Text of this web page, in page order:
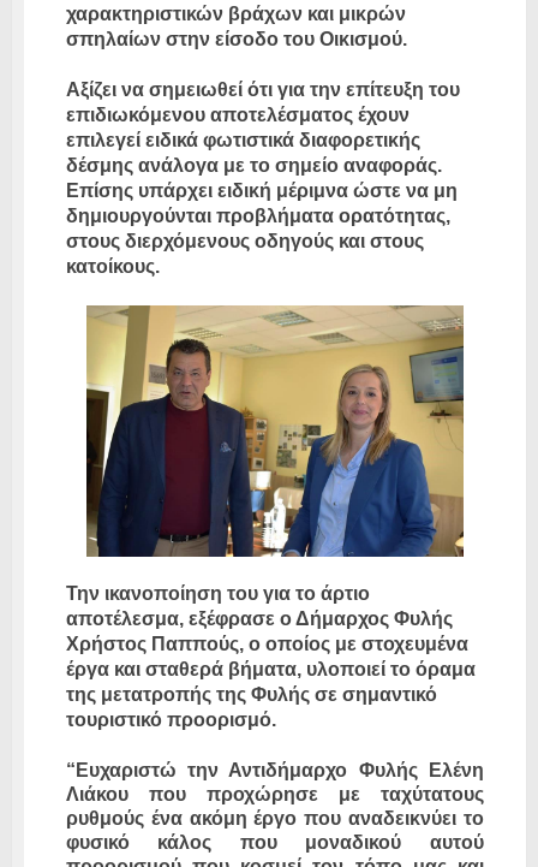
χαρακτηριστικών βράχων και μικρών
σπηλαίων στην είσοδο του Οικισμού.
Αξίζει να σημειωθεί ότι για την επίτευξη του
επιδιωκόμενου αποτελέσματος έχουν
επιλεγεί ειδικά φωτιστικά διαφορετικής
δέσμης ανάλογα με το σημείο αναφοράς.
Επίσης υπάρχει ειδική μέριμνα ώστε να μη
δημιουργούνται προβλήματα ορατότητας,
στους διερχόμενους οδηγούς και στους
κατοίκους.
Την ικανοποίηση του για το άρτιο
αποτέλεσμα, εξέφρασε ο Δήμαρχος Φυλής
Χρήστος Παππούς, ο οποίος με στοχευμένα
έργα και σταθερά βήματα, υλοποιεί το όραμα
της μετατροπής της Φυλής σε σημαντικό
τουριστικό προορισμό.
“Ευχαριστώ την Αντιδήμαρχο Φυλής Ελένη
Λιάκου που προχώρησε με ταχύτατους
ρυθμούς ένα ακόμη έργο που αναδεικνύει το
φυσικό κάλος που μοναδικού αυτού